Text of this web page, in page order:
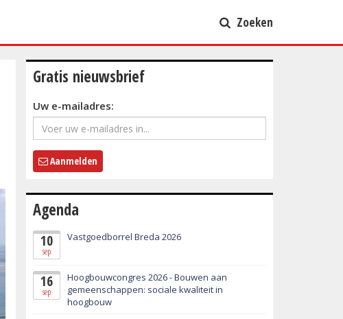
Zoeken
Gratis nieuwsbrief
Uw e-mailadres:
Aanmelden
Agenda
10
sep
Vastgoedborrel Breda 2026
16
sep
Hoogbouwcongres 2026 - Bouwen aan
gemeenschappen: sociale kwaliteit in
hoogbouw